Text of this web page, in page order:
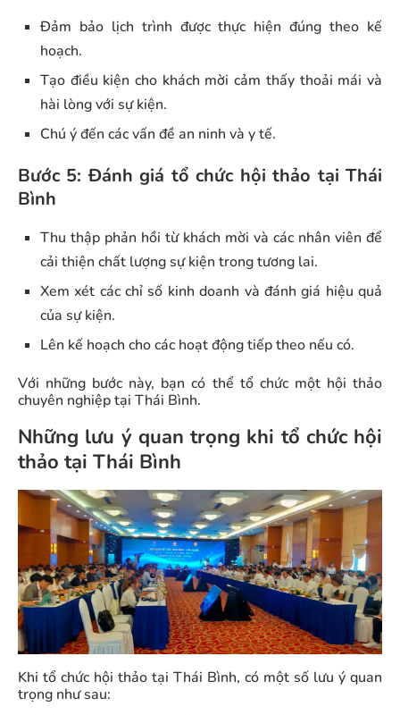
Đảm bảo lịch trình được thực hiện đúng theo kế
hoạch.
Tạo điều kiện cho khách mời cảm thấy thoải mái và
hài lòng với sự kiện.
Chú ý đến các vấn đề an ninh và y tế.
Bước 5: Đánh giá tổ chức hội thảo tại Thái
Bình
Thu thập phản hồi từ khách mời và các nhân viên để
cải thiện chất lượng sự kiện trong tương lai.
Xem xét các chỉ số kinh doanh và đánh giá hiệu quả
của sự kiện.
Lên kế hoạch cho các hoạt động tiếp theo nếu có.
Với những bước này, bạn có thể tổ chức một hội thảo
chuyên nghiệp tại Thái Bình.
Những lưu ý quan trọng khi tổ chức hội
thảo tại Thái Bình
Khi tổ chức hội thảo tại Thái Bình, có một số lưu ý quan
trọng như sau: